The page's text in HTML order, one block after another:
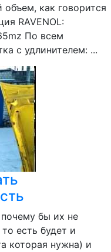
как говорится
RAVENOL:
По всем
с удлинителем: ...
бы их не
есть будет и
которая нужна) и